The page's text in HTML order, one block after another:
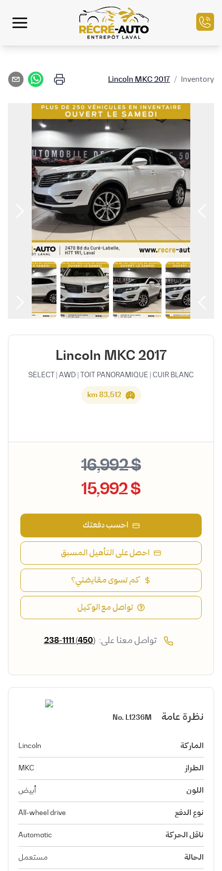
التمويل
بيع سيارتك
مركز الخدمة
تواصل معنا
Inventory
/
Lincoln MKC 2017
Lincoln MKC 2017
SELECT | AWD | TOIT PANORAMIQUE | CUIR BLANC
83,512 km
$ 16,992
$ 15,992
احسب دفعتك
احصل على التأهيل المسبق
كم تسوى مقايضتي؟
تواصل مع الوكيل
تواصل معنا على: (450) 238-1111
نظرة عامة No. L1236M
الماركة Lincoln
الطراز MKC
اللون أبيض
نوع الدفع All-wheel drive
ناقل الحركة Automatic
الحالة مستعمل